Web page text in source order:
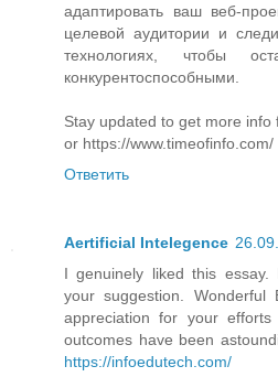
адаптировать ваш веб-
целевой аудитории и
технологиях, чтобы
конкурентоспособными.
Stay updated to get more info
or https://www.timeofinfo.com/
Ответить
Aertificial Intelegence
I genuinely liked this
your suggestion.
appreciation for your
outcomes have been
https://infoedutech.com/